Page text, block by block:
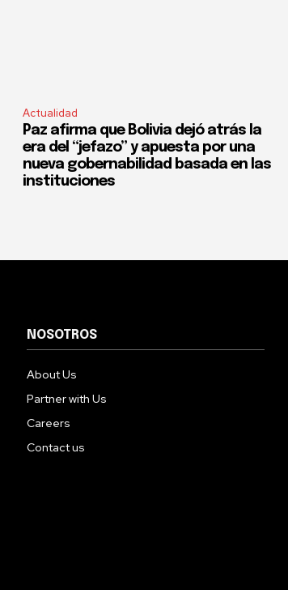
Actualidad
Paz afirma que Bolivia dejó atrás la
era del “jefazo” y apuesta por una
nueva gobernabilidad basada en las
instituciones
NOSOTROS
About Us
Partner with Us
Careers
Contact us